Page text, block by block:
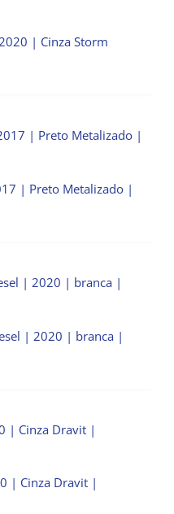
| Cinza Storm
| Preto Metalizado |
| 2020 | branca |
| Cinza Dravit |